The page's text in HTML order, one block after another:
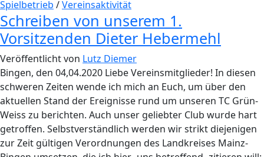
Spielbetrieb /Vereinsaktivität
Schreiben von unserem 1.
Vorsitzenden Dieter Hebermehl
Veröffentlicht von Lutz Diemer
Bingen, den 04,04.2020 Liebe Vereinsmitglieder! In diesen
schweren Zeiten wende ich mich an Euch, um über den
aktuellen Stand der Ereignisse rund um unseren TC Grün-
Weiss zu berichten. Auch unser geliebter Club wurde hart
getroffen. Selbstverständlich werden wir strikt diejenigen
zur Zeit gültigen Verordnungen des Landkreises Mainz-